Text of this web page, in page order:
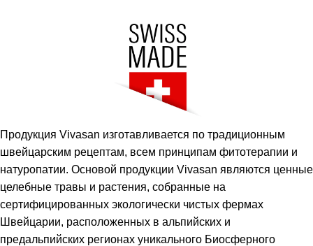
Продукция Vivasan изготавливается по традиционным
швейцарским рецептам, всем принципам фитотерапии и
натуропатии. Основой продукции Vivasan являются ценные
целебные травы и растения, собранные на
сертифицированных экологически чистых фермах
Швейцарии, расположенных в альпийских и
предальпийских регионах уникального Биосферного